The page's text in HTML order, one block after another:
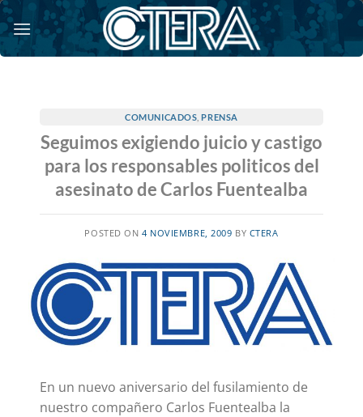
Saltar
al
contenido
COMUNICADOS ,PRENSA
Seguimos exigiendo juicio y castigo
para los responsables politicos del
asesinato de Carlos Fuentealba
POSTED ON 4 NOVIEMBRE, 2009 BY CTERA
En un nuevo aniversario del fusilamiento de
nuestro compañero Carlos Fuentealba la